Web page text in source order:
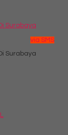
via SMS